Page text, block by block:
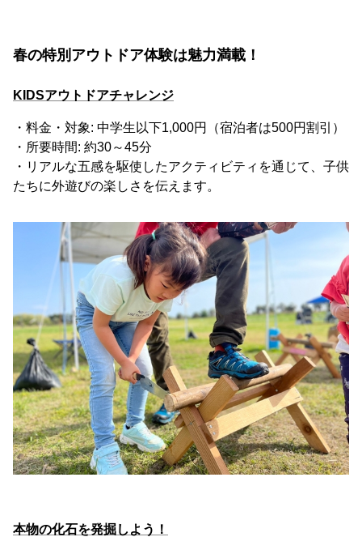
春の特別アウトドア体験は魅力満載！
KIDSアウトドアチャレンジ
・料金・対象: 中学生以下1,000円（宿泊者は500円割引）
・所要時間: 約30～45分
・リアルな五感を駆使したアクティビティを通じて、子供
たちに外遊びの楽しさを伝えます。
本物の化石を発掘しよう！